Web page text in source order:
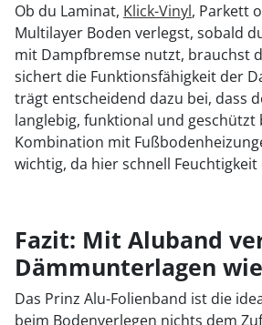
Ob du Laminat, Klick-Vinyl, Parkett
Multilayer Boden verlegst, sobald
mit Dampfbremse nutzt, brauchst
sichert die Funktionsfähigkeit der
trägt entscheidend dazu bei, dass
langlebig, funktional und geschützt
Kombination mit
wichtig, da hier schnell
Fazit: Mit Aluband
Dämmunterlagen
Das Prinz Alu-Folienband ist die
beim Bodenverlegen nichts dem